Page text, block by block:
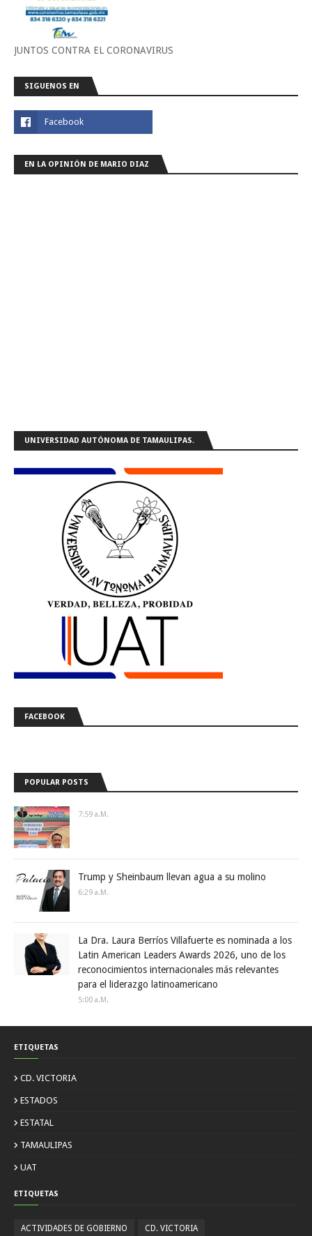
JUNTOS CONTRA EL CORONAVIRUS
SIGUENOS EN
EN LA OPINIÓN DE MARIO DIAZ
UNIVERSIDAD AUTÓNOMA DE TAMAULIPAS.
FACEBOOK
POPULAR POSTS
7:59 A.m.
Trump y Sheinbaum llevan agua a su molino
6:29 A.m.
La Dra. Laura Berríos Villafuerte es nominada a los
Latin American Leaders Awards 2026, uno de los
reconocimientos internacionales más relevantes
para el liderazgo latinoamericano
5:00 A.m.
ETIQUETAS
CD. VICTORIA
ESTADOS
ESTATAL
TAMAULIPAS
UAT
ETIQUETAS
ACTIVIDADES DE GOBIERNO CD. VICTORIA